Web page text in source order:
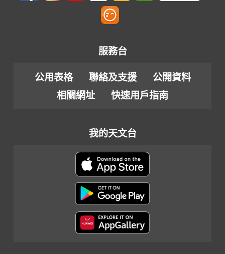
服務台
公用表格 聯絡及支援
公開資料
相關網址
快速用戶指南
我的天文台